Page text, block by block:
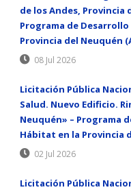
de los Andes, Provincia
Programa de
Provincia del Neuquén
08 Jul 2026
Licitación Pública
Salud. Nuevo Edificio.
Neuquén» – Programa
Hábitat en la Provincia
02 Jul 2026
Licitación Pública